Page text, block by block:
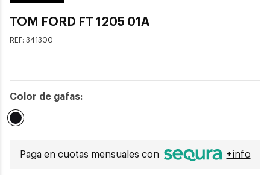
TOM FORD FT 1205 01A
REF: 341300
Color de gafas:
Paga en cuotas mensuales con +info